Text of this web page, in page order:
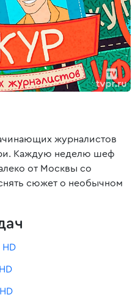
журналистов
Каждую неделю шеф
от Москвы со
сюжет о необычном